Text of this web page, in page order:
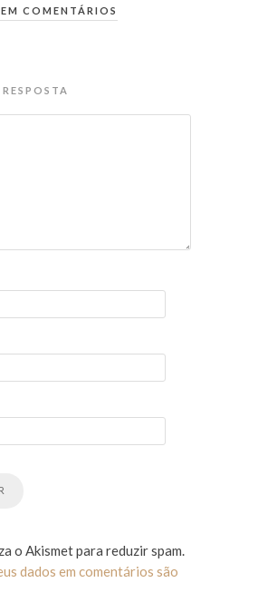
COMENTÁRIOS
o Akismet para reduzir spam.
dados em comentários são